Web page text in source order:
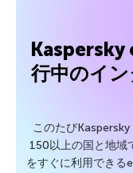
Kaspersky
行中のイ
このたび
150以上の国と地域
をすぐに利用できる